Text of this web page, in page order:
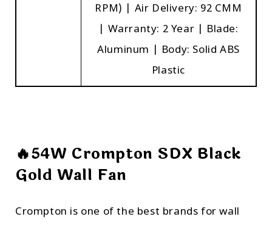
RPM) | Air Delivery: 92 CMM
| Warranty: 2 Year | Blade:
Aluminum | Body: Solid ABS
Plastic
🔥54W Crompton SDX Black
Gold Wall Fan
Crompton is one of the best brands for wall